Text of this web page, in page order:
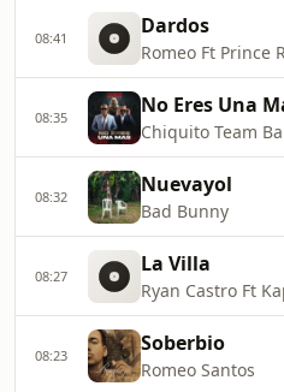
08:41 Dardos
Romeo Ft Prince
08:35 No Eres Una
Chiquito Team
08:32 Nuevayol
Bad Bunny
08:27 La Villa
Ryan Castro Ft
08:23 Soberbio
Romeo Santos